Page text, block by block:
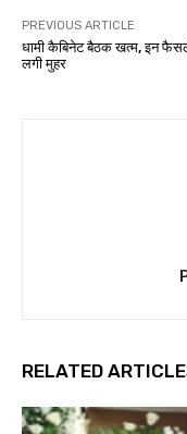
PREVIOUS ARTICLE
धामी कैबिनेट बैठक खत्म, इन
लगी मुहर
RELATED